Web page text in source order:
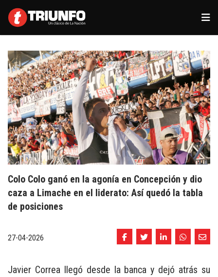
Colo Colo ganó en la agonía en Concepción y dio
caza a Limache en el liderato: Así quedó la tabla
de posiciones
27-04-2026
Javier Correa llegó desde la banca y dejó atrás su